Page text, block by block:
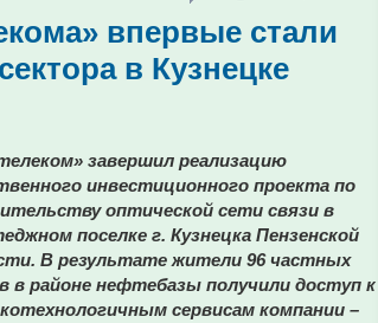
впервые стали
в Кузнецке
завершил реализацию
инвестиционного проекта по
оптической сети связи в
поселке г. Кузнецка Пензенской
В результате жители 96 частных
в районе нефтебазы получили доступ к
сервисам компании –